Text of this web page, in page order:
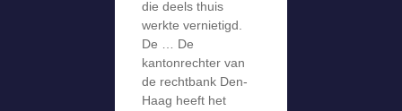
strijd met
AVG’
die deels thuis
werkte vernietigd.
De … De
kantonrechter van
de rechtbank Den-
Haag heeft het